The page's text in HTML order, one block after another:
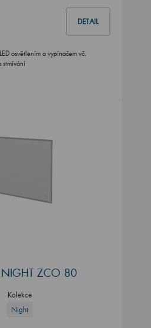
DETAIL
osvětlením a vypínačem vč.
stmívání
ZCO 80
Kolekce
Night